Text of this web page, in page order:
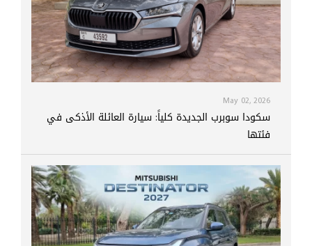
May 02, 2026
سكودا سوبرب الجديدة كلياً: سيارة العائلة الأذكى في
فئتها